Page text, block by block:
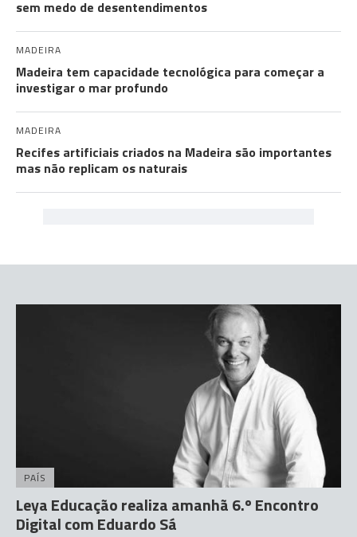
sem medo de desentendimentos
MADEIRA
Madeira tem capacidade tecnológica para começar a
investigar o mar profundo
MADEIRA
Recifes artificiais criados na Madeira são importantes
mas não replicam os naturais
PAÍS
Leya Educação realiza amanhã 6.º Encontro
Digital com Eduardo Sá